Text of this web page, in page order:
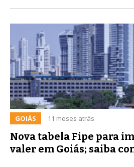
GOIÁS 11 meses atrás
Nova tabela Fipe para
valer em Goiás; saiba